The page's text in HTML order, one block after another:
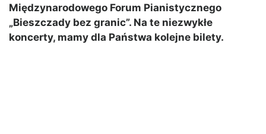
Międzynarodowego Forum Pianistycznego
„Bieszczady bez granic”. Na te niezwykłe
koncerty, mamy dla Państwa kolejne bilety.